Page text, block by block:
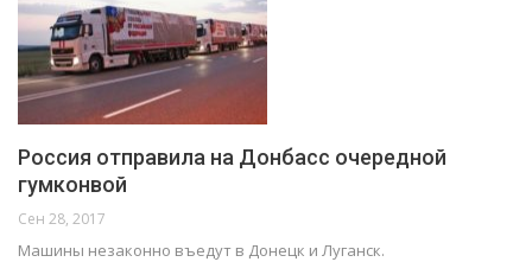
Россия отправила на Донбасс очередной
гумконвой
Сен 28, 2017
Машины незаконно въедут в Донецк и Луганск.